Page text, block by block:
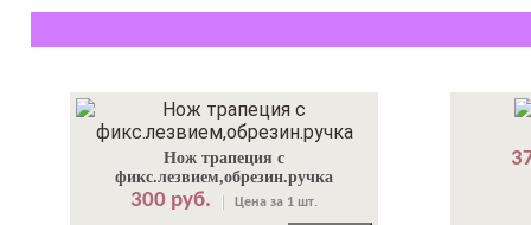
Нож трапеция с
фикс.лезвием,обрезин.ручка
300 руб. Цена за 1 шт.